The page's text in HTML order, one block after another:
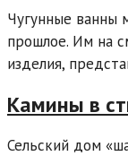
Чугунные ванны
прошлое. Им на
изделия,
Камины в
Сельский дом